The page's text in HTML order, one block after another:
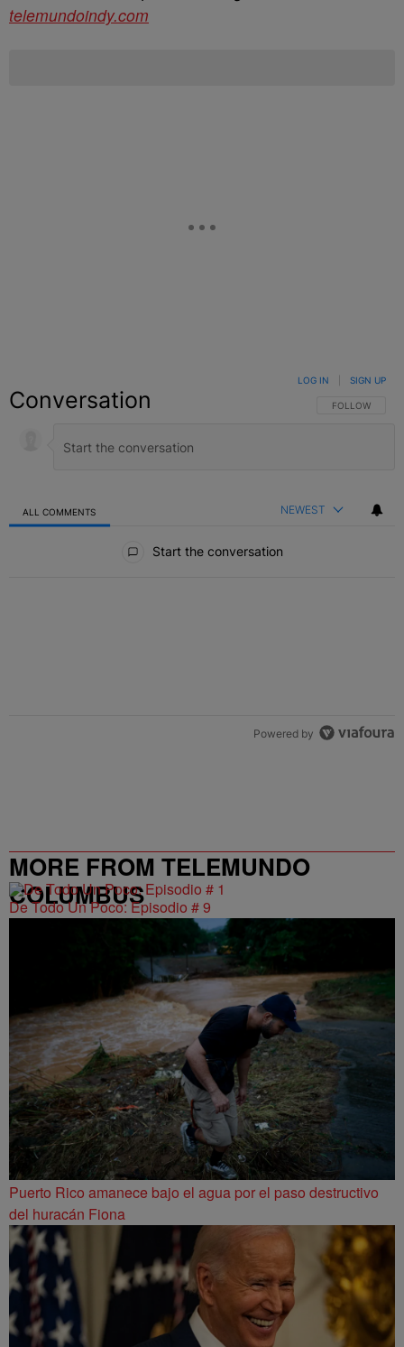
telemundoindy.com
Conversation FOLLOW THIS
FOLLOW
LOG IN SIGN UP
ALL COMMENTS NEWEST
Start the conversation
Powered by
MORE FROM TELEMUNDO
COLUMBUS
De Todo Un Poco: Episodio # 9
Puerto Rico amanece bajo el agua por el paso destructivo
del huracán Fiona